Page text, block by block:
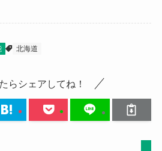
北海道
らシェアしてね！